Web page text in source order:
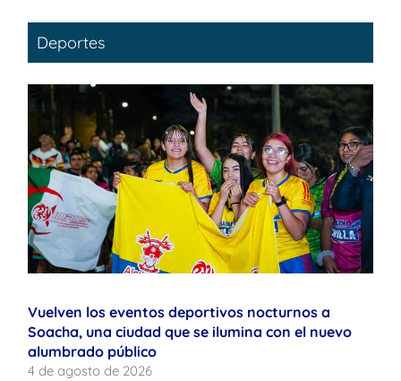
Deportes
Vuelven los eventos deportivos nocturnos a
Soacha, una ciudad que se ilumina con el nuevo
alumbrado público
4 de agosto de 2026